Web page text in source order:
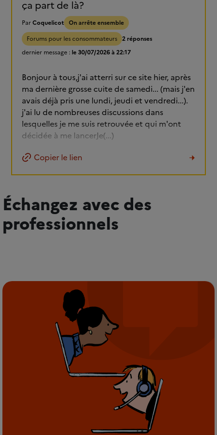
ça part de là?
ParCoquelicot On arrête ensemble
Forums pour les consommateurs 2 réponses
dernier message : le 30/07/2026 à 22:17
Bonjour à tous,j'ai atterri sur ce site hier, après
ma dernière grosse cuite de samedi... (mais j'en
avais déjà pris une lundi, jeudi et vendredi...).
j'ai lu de nombreuses discussions dans
lesquelles je me suis retrouvée et qui m'ont
décidée à me lancerJe(...)
Copier le lien
Échangez avec des
professionnels